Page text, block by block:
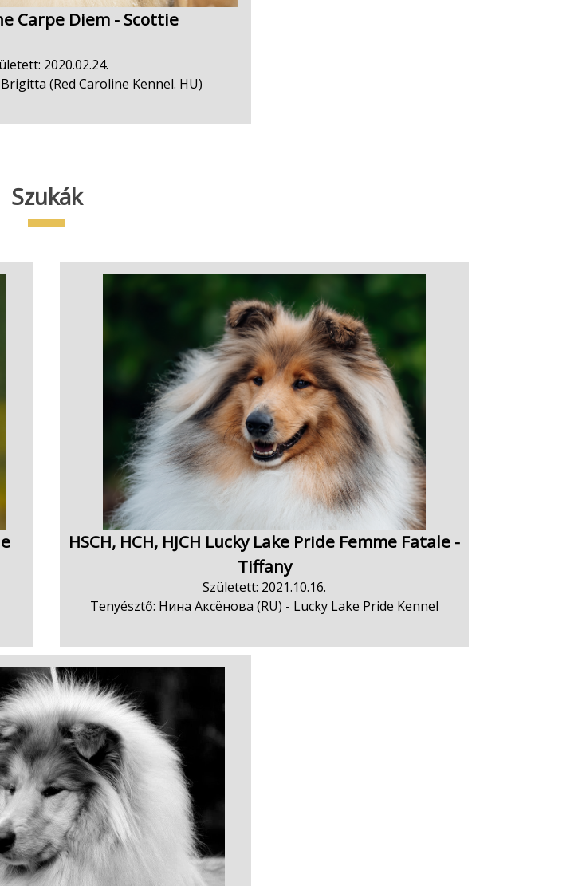
Carpe Diem - Scottie
2020.02.24.
(Red Caroline Kennel. HU)
Szukák
HSCH, HCH, HJCH Lucky Lake Pride Femme Fatale -
Tiffany
Született: 2021.10.16.
Tenyésztő: Нина Аксёнова (RU) - Lucky Lake Pride Kennel